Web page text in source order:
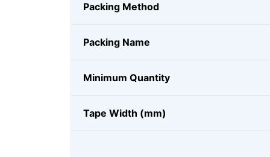
Packing Method
Packing Name
Minimum Quantity
Tape Width (mm)